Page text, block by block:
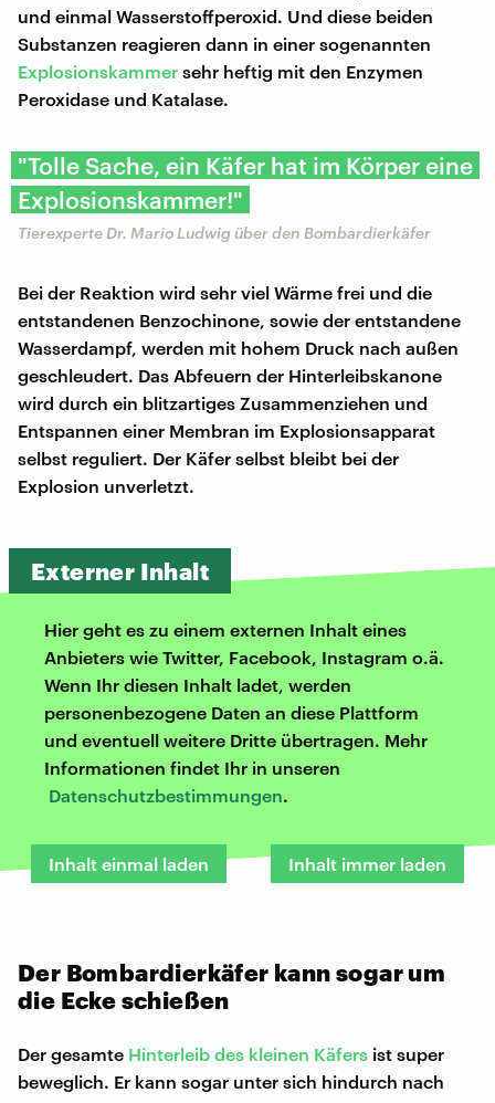
und einmal Wasserstoffperoxid. Und diese beiden
Substanzen reagieren dann in einer sogenannten
Explosionskammer sehr heftig mit den Enzymen
Peroxidase und Katalase.
"Tolle Sache, ein Käfer hat im Körper eine
Explosionskammer!"
Tierexperte Dr. Mario Ludwig über den Bombardierkäfer
Bei der Reaktion wird sehr viel Wärme frei und die
entstandenen Benzochinone, sowie der entstandene
Wasserdampf, werden mit hohem Druck nach außen
geschleudert. Das Abfeuern der Hinterleibskanone
wird durch ein blitzartiges Zusammenziehen und
Entspannen einer Membran im Explosionsapparat
selbst reguliert. Der Käfer selbst bleibt bei der
Explosion unverletzt.
Externer Inhalt
Hier geht es zu einem externen Inhalt eines
Anbieters wie Twitter, Facebook, Instagram o.ä.
Wenn Ihr diesen Inhalt ladet, werden
personenbezogene Daten an diese Plattform
und eventuell weitere Dritte übertragen. Mehr
Informationen findet Ihr in unseren
Datenschutzbestimmungen.
Inhalt einmal laden Inhalt immer laden
Der Bombardierkäfer kann sogar um
die Ecke schießen
Der gesamte Hinterleib des kleinen Käfers ist super
beweglich. Er kann sogar unter sich hindurch nach